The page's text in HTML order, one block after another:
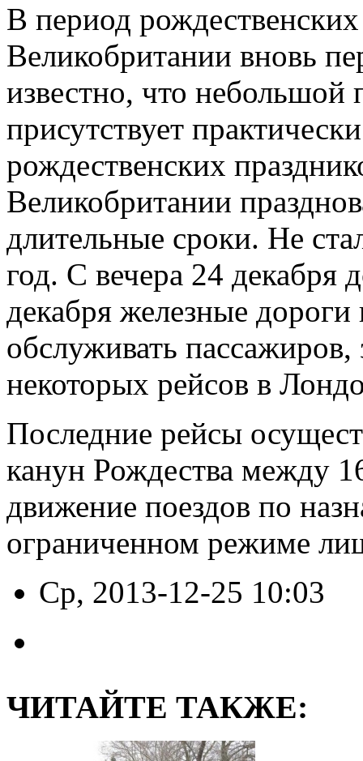
В период
Великобритании вновь
известно, что небольшой
присутствует
рождественских
Великобритании
длительные сроки. Не
год. С вечера 24 декабря
декабря железные
обслуживать
некоторых рейсов в
Последние рейсы
канун Рождества между
движение поездов по
ограниченном режиме
Ср, 2013-12-25 10:03
ЧИТАЙТЕ ТАКЖЕ: